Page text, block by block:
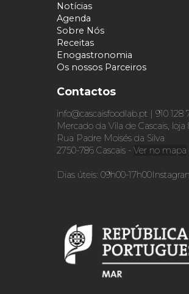
Notícias
Agenda
Sobre Nós
Receitas
Enogastronomia
Os nossos Parceiros
Contactos
info@cascaisfoodlab.pt | 910 128
Mercado da Vila de Cascais, loja
Rua Padre Moisés da Silva
2750-786 Cascais -Ver no mapa
Dias úteis: 09h00-17h00